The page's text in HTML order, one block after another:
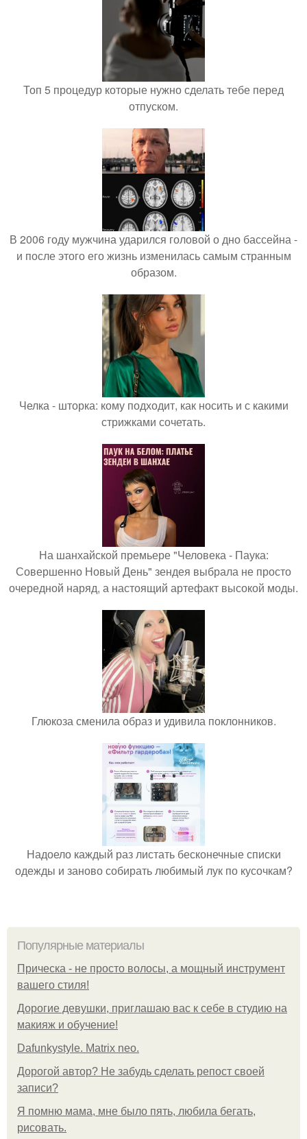
Топ 5 процедур которые нужно сделать тебе перед
отпуском.
В 2006 году мужчина ударился головой о дно бассейна -
и после этого его жизнь изменилась самым странным
образом.
Челка - шторка: кому подходит, как носить и с какими
стрижками сочетать.
На шанхайской премьере "Человека - Паука:
Совершенно Новый День" зендея выбрала не просто
очередной наряд, а настоящий артефакт высокой моды.
Глюкоза сменила образ и удивила поклонников.
Надоело каждый раз листать бесконечные списки
одежды и заново собирать любимый лук по кусочкам?
Популярные материалы
Прическа - не просто волосы, а мощный инструмент
вашего стиля!
Дорогие девушки, приглашаю вас к себе в студию на
макияж и обучение!
Dafunkystyle. Matrix neo.
Дорогой автор? Не забудь сделать репост своей
записи?
Я помню мама, мне было пять, любила бегать,
рисовать.